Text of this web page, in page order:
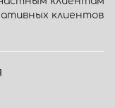
клиентов